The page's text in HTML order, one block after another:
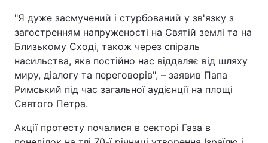
"Я дуже засмучений і стурбований у зв'язку з
загостренням напруженості на Святій землі та на
Близькому Сході, також через спіраль
насильства, яка постійно нас віддаляє від шляху
миру, діалогу та переговорів", – заявив Папа
Римський під час загальної аудієнції на площі
Святого Петра.
Акції протесту почалися в секторі Газа в